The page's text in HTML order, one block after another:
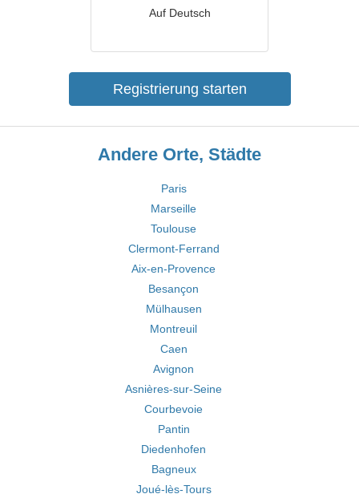
Auf Deutsch
Registrierung starten
Andere Orte, Städte
Paris
Marseille
Toulouse
Clermont-Ferrand
Aix-en-Provence
Besançon
Mülhausen
Montreuil
Caen
Avignon
Asnières-sur-Seine
Courbevoie
Pantin
Diedenhofen
Bagneux
Joué-lès-Tours